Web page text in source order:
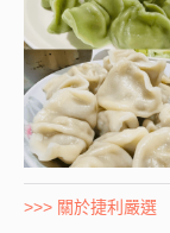
>>> 關於捷利嚴選